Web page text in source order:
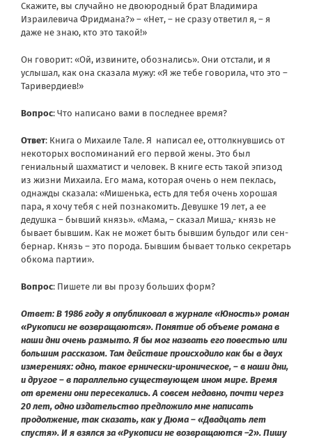
Скажите, вы случайно не двоюродный брат Владимира
Израилевича Фридмана?» – «Нет, – не сразу ответил я, – я
даже не знаю, кто это такой!»
Он говорит: «Ой, извините, обознались». Они отстали, и я
услышал, как она сказала мужу: «Я же тебе говорила, что это –
Таривердиев!»
Вопрос: Что написано вами в последнее время?
Ответ: Книга о Михаиле Тале. Я написал ее, оттолкнувшись от
некоторых воспоминаний его первой жены. Это был
гениальный шахматист и человек. В книге есть такой эпизод
из жизни Михаила. Его мама, которая очень о нем пеклась,
однажды сказала: «Мишенька, есть для тебя очень хорошая
пара, я хочу тебя с ней познакомить. Девушке 19 лет, а ее
дедушка – бывший князь». «Мама, – сказал Миша,- князь не
бывает бывшим. Как не может быть бывшим бульдог или сен-
бернар. Князь – это порода. Бывшим бывает только секретарь
обкома партии».
Вопрос: Пишете ли вы прозу больших форм?
Ответ: В 1986 году я опубликовал в журнале «Юность» роман
«Рукописи не возвращаются». Понятие об объеме романа в
наши дни очень размыто. Я бы мог назвать его повестью или
большим рассказом. Там действие происходило как бы в двух
измерениях: одно, такое ернически-ироническое, – в наши дни,
и другое – в параллельно существующем ином мире. Время
от времени они пересекались. А совсем недавно, почти через
20 лет, одно издательство предложило мне написать
продолжение, так сказать, как у Дюма – «Двадцать лет
спустя». И я взялся за «Рукописи не возвращаются –2». Пишу